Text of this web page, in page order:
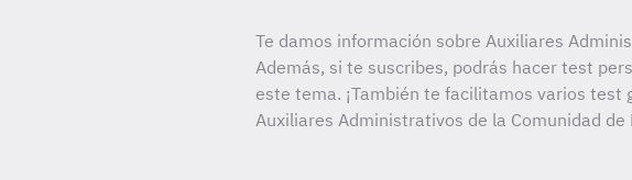
Te damos información sobre Auxiliares
Además, si te suscribes, podrás hacer test
este tema. ¡También te facilitamos varios test
Auxiliares Administrativos de la Comunidad de